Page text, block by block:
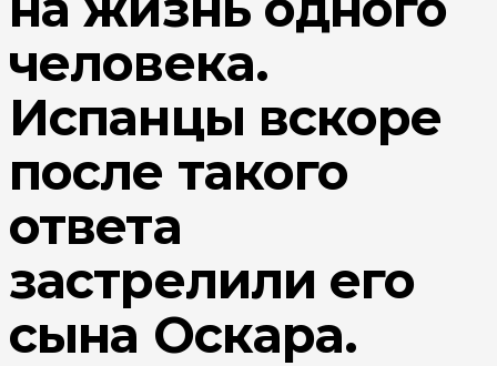
человека.
Испанцы вскоре
после такого
ответа
застрелили его
сына Оскара.